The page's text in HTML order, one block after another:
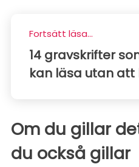
Fortsätt läsa...
14 gravskrifter
kan läsa utan att
Om du gillar
du också gillar